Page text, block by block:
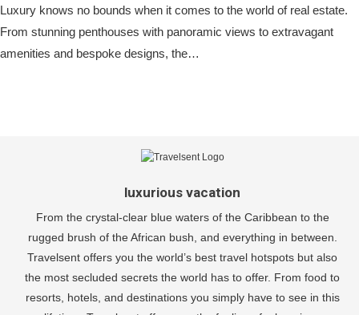
Luxury knows no bounds when it comes to the world of real estate.
From stunning penthouses with panoramic views to extravagant
amenities and bespoke designs, the…
luxurious vacation
From the crystal-clear blue waters of the Caribbean to the
rugged brush of the African bush, and everything in between.
Travelsent offers you the world’s best travel hotspots but also
the most secluded secrets the world has to offer. From food to
resorts, hotels, and destinations you simply have to see in this